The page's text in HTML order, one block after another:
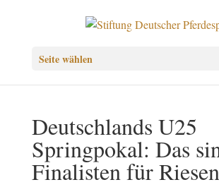
Seite wählen
Deutschlands U25
Springpokal: Das
Finalisten für